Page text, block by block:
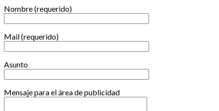
Nombre (requerido)
Mail (requerido)
Asunto
Mensaje para el área de publicidad